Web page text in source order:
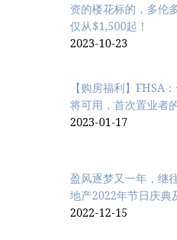
资的楼花标的，多伦
仅从$1,500起！
2023-10-23
【购房福利】FHSA
将可用，首次置业者
2023-01-17
盈风逐梦又一年，继
地产2022年节日庆典
2022-12-15